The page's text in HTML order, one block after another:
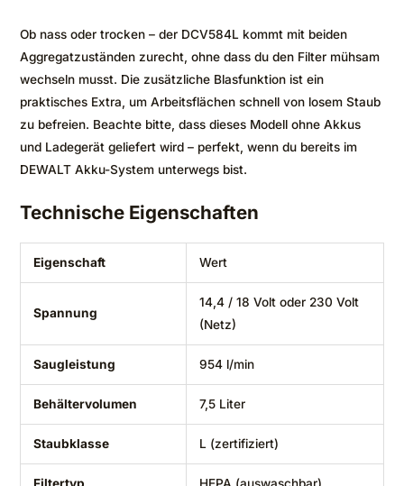
Ob nass oder trocken – der DCV584L kommt mit beiden
Aggregatzuständen zurecht, ohne dass du den Filter mühsam
wechseln musst. Die zusätzliche Blasfunktion ist ein
praktisches Extra, um Arbeitsflächen schnell von losem Staub
zu befreien. Beachte bitte, dass dieses Modell ohne Akkus
und Ladegerät geliefert wird – perfekt, wenn du bereits im
DEWALT Akku-System unterwegs bist.
Technische Eigenschaften
Eigenschaft Wert
Spannung
14,4 / 18 Volt oder 230 Volt
(Netz)
Saugleistung 954 l/min
Behältervolumen 7,5 Liter
Staubklasse L (zertifiziert)
Filtertyp HEPA (auswaschbar)